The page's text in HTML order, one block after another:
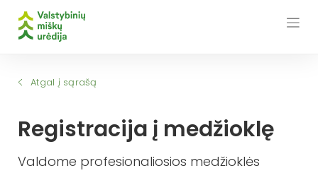
Atgal į sąrašą
Registracija į medžioklę
Valdome profesionaliosios medžioklės